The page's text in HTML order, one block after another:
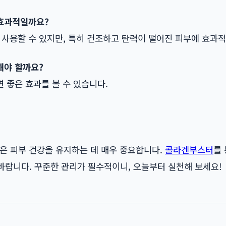
적일까요?
용할 수 있지만, 특히 건조하고 탄력이 떨어진 피부에 효과
야 할까요?
좋은 효과를 볼 수 있습니다.
피부 건강을 유지하는 데 매우 중요합니다. 콜라겐부스터를
랍니다. 꾸준한 관리가 필수적이니, 오늘부터 실천해 보세요!